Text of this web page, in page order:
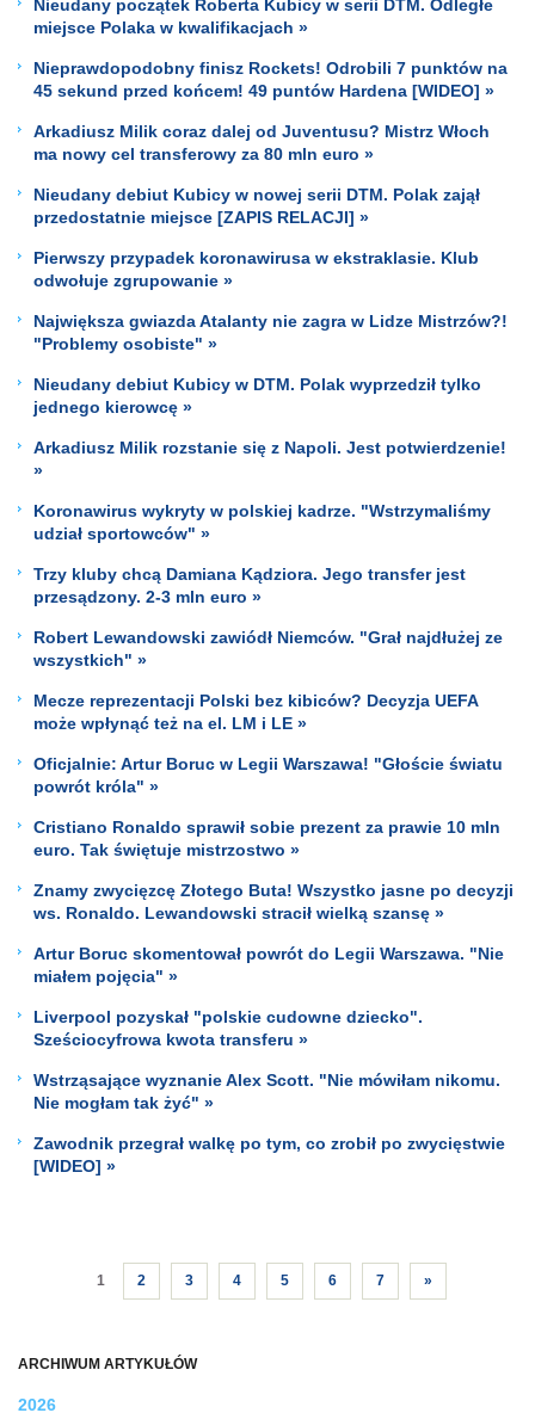
ARCHIWUM ARTYKUŁÓW
2026
Nieudany początek Roberta Kubicy w serii DTM. Odległe
miejsce Polaka w kwalifikacjach »
Nieprawdopodobny finisz Rockets! Odrobili 7 punktów na
45 sekund przed końcem! 49 puntów Hardena [WIDEO] »
Arkadiusz Milik coraz dalej od Juventusu? Mistrz Włoch
ma nowy cel transferowy za 80 mln euro »
Nieudany debiut Kubicy w nowej serii DTM. Polak zajął
przedostatnie miejsce [ZAPIS RELACJI] »
Pierwszy przypadek koronawirusa w ekstraklasie. Klub
odwołuje zgrupowanie »
Największa gwiazda Atalanty nie zagra w Lidze Mistrzów?!
"Problemy osobiste" »
Nieudany debiut Kubicy w DTM. Polak wyprzedził tylko
jednego kierowcę »
Arkadiusz Milik rozstanie się z Napoli. Jest potwierdzenie!
»
Koronawirus wykryty w polskiej kadrze. "Wstrzymaliśmy
udział sportowców" »
Trzy kluby chcą Damiana Kądziora. Jego transfer jest
przesądzony. 2-3 mln euro »
Robert Lewandowski zawiódł Niemców. "Grał najdłużej ze
wszystkich" »
Mecze reprezentacji Polski bez kibiców? Decyzja UEFA
może wpłynąć też na el. LM i LE »
Oficjalnie: Artur Boruc w Legii Warszawa! "Głoście światu
powrót króla" »
Cristiano Ronaldo sprawił sobie prezent za prawie 10 mln
euro. Tak świętuje mistrzostwo »
Znamy zwycięzcę Złotego Buta! Wszystko jasne po decyzji
ws. Ronaldo. Lewandowski stracił wielką szansę »
Artur Boruc skomentował powrót do Legii Warszawa. "Nie
miałem pojęcia" »
Liverpool pozyskał "polskie cudowne dziecko".
Sześciocyfrowa kwota transferu »
Wstrząsające wyznanie Alex Scott. "Nie mówiłam nikomu.
Nie mogłam tak żyć" »
Zawodnik przegrał walkę po tym, co zrobił po zwycięstwie
[WIDEO] »
1 2 3 4 5 6 7 »